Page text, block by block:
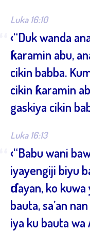
Luka 16:10
‹“Duk wanda
ƙaramin abu,
cikin babba.
cikin ƙaramin
gaskiya cikin
Luka 16:13
‹“Babu wani
iyayengiji biyu
ɗayan, ko kuwa
bauta, sa’an
iya ku bauta